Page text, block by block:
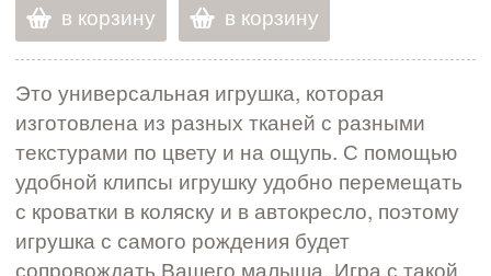
в корзину
в корзину
Это универсальная игрушка, которая
изготовлена из разных тканей с разными
текстурами по цвету и на ощупь. С помощью
удобной клипсы игрушку удобно перемещать
с кроватки в коляску и в автокресло, поэтому
игрушка с самого рождения будет
сопровождать Вашего малыша. Игра с такой